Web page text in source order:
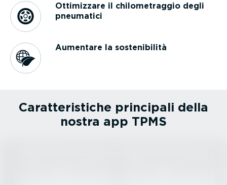
Ottimizzare il chilo­me­traggio degli
pneumatici
Aumentare la soste­ni­bilità
Carat­te­ri­stiche principali della
nostra app TPMS